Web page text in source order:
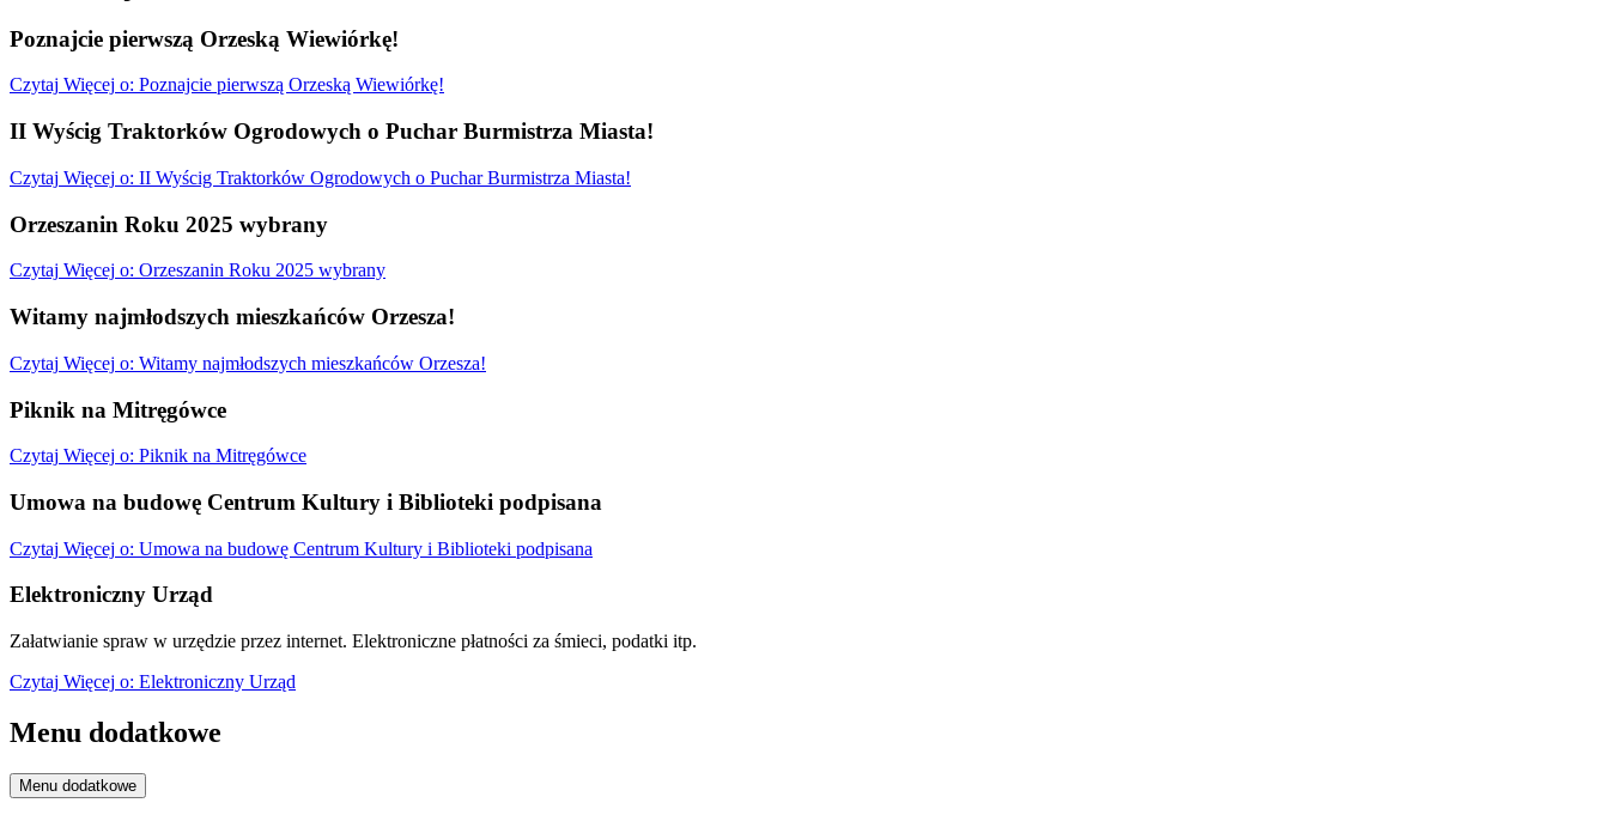
Poznajcie pierwszą Orzeską Wiewiórkę!
Czytaj Więcej o: Poznajcie pierwszą Orzeską Wiewiórkę!
II Wyścig Traktorków Ogrodowych o Puchar Burmistrza Miasta!
Czytaj Więcej o: II Wyścig Traktorków Ogrodowych o Puchar Burmistrza Miasta!
Orzeszanin Roku 2025 wybrany
Czytaj Więcej o: Orzeszanin Roku 2025 wybrany
Witamy najmłodszych mieszkańców Orzesza!
Czytaj Więcej o: Witamy najmłodszych mieszkańców Orzesza!
Piknik na Mitręgówce
Czytaj Więcej o: Piknik na Mitręgówce
Umowa na budowę Centrum Kultury i Biblioteki podpisana
Czytaj Więcej o: Umowa na budowę Centrum Kultury i Biblioteki podpisana
Elektroniczny Urząd
Załatwianie spraw w urzędzie przez internet. Elektroniczne płatności za śmieci, podatki itp.
Czytaj Więcej o: Elektroniczny Urząd
Menu dodatkowe
Menu dodatkowe